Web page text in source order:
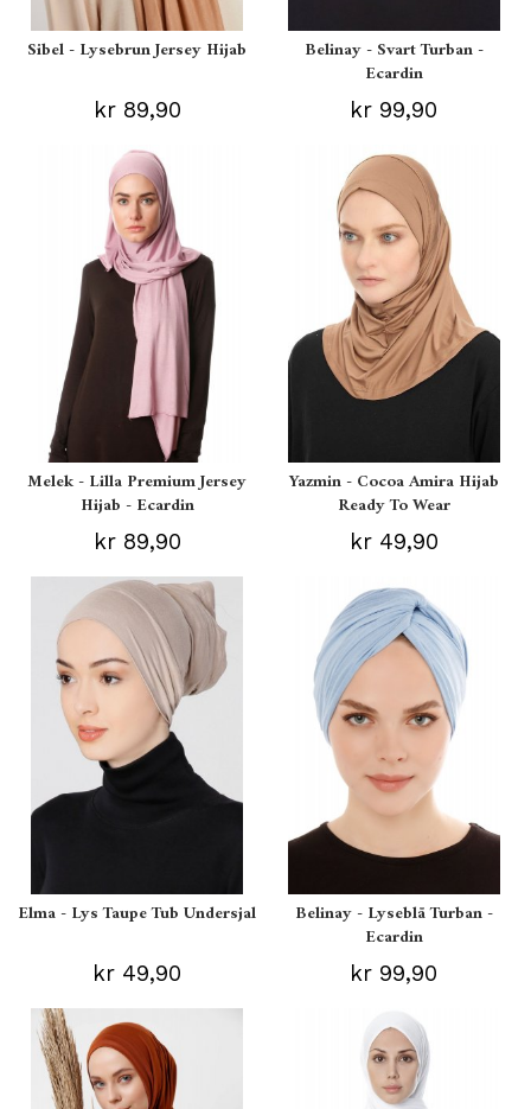
Sibel - Lysebrun Jersey Hijab
kr 89,90
Belinay - Svart Turban -
Ecardin
kr 99,90
Melek - Lilla Premium Jersey
Hijab - Ecardin
kr 89,90
Yazmin - Cocoa Amira Hijab
Ready To Wear
kr 49,90
Elma - Lys Taupe Tub Undersjal
kr 49,90
Belinay - Lyseblå Turban -
Ecardin
kr 99,90